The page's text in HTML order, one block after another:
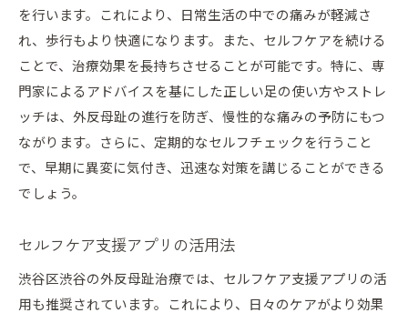
を行います。これにより、日常生活の中での痛みが軽減さ
れ、歩行もより快適になります。また、セルフケアを続ける
ことで、治療効果を長持ちさせることが可能です。特に、専
門家によるアドバイスを基にした正しい足の使い方やストレ
ッチは、外反母趾の進行を防ぎ、慢性的な痛みの予防にもつ
ながります。さらに、定期的なセルフチェックを行うこと
で、早期に異変に気付き、迅速な対策を講じることができる
でしょう。
セルフケア支援アプリの活用法
渋谷区渋谷の外反母趾治療では、セルフケア支援アプリの活
用も推奨されています。これにより、日々のケアがより効果